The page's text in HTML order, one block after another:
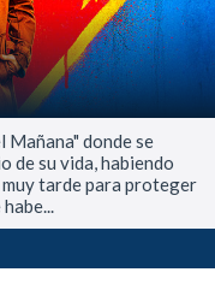
Mañana" donde se
de su vida, habiendo
tarde para proteger